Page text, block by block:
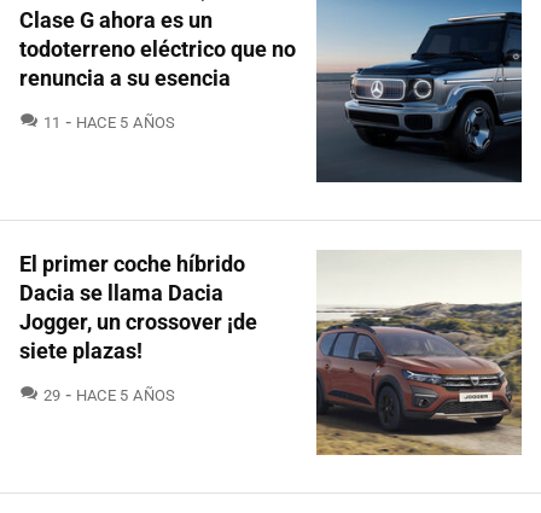
Clase G ahora es un
todoterreno eléctrico que no
renuncia a su esencia
11 COMENTARIOS
HACE 5 AÑOS
El primer coche híbrido
Dacia se llama Dacia
Jogger, un crossover ¡de
siete plazas!
29 COMENTARIOS
HACE 5 AÑOS